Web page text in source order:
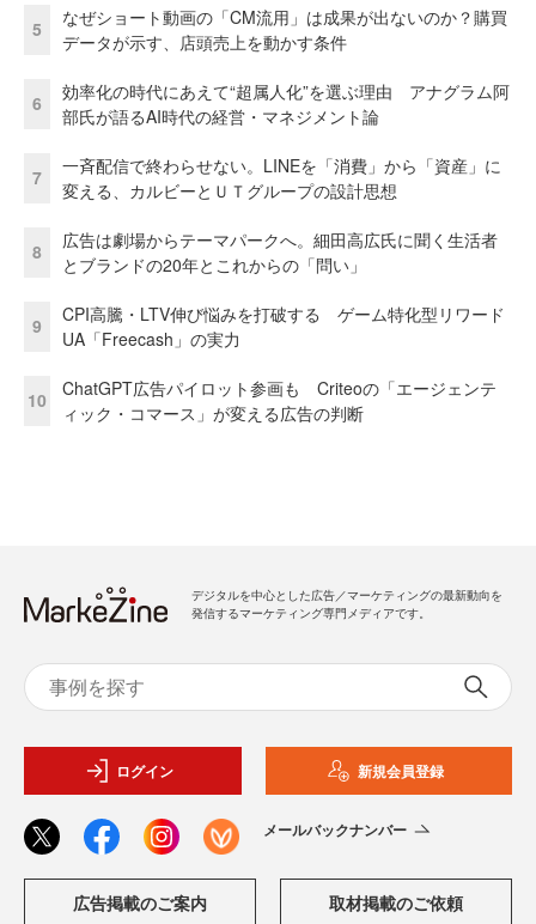
5
なぜショート動画の「CM流用」は成果が出ないのか？購買
データが示す、店頭売上を動かす条件
6
効率化の時代にあえて“超属人化”を選ぶ理由 アナグラム阿
部氏が語るAI時代の経営・マネジメント論
7
一斉配信で終わらせない。LINEを「消費」から「資産」に
変える、カルビーとＵＴグループの設計思想
8
広告は劇場からテーマパークへ。細田高広氏に聞く生活者
とブランドの20年とこれからの「問い」
9
CPI高騰・LTV伸び悩みを打破する ゲーム特化型リワード
UA「Freecash」の実力
10
ChatGPT広告パイロット参画も Criteoの「エージェンテ
ィック・コマース」が変える広告の判断
デジタルを中心とした広告／マーケティングの最新動向を
発信するマーケティング専門メディアです。
ログイン 新規会員登録
メールバックナンバー
広告掲載のご案内 取材掲載のご依頼